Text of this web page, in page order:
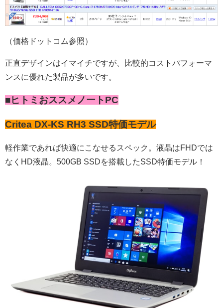
（価格ドットコム参照）
正直デザインはイマイチですが、比較的コストパフォーマ
ンスに優れた製品が多いです。
■ヒトミおススメノートPC
Critea DX-KS RH3 SSD特価モデル
軽作業であれば快適にこなせるスペック。液晶はFHDでは
なくHD液晶。500GB SSDを搭載したSSD特価モデル！